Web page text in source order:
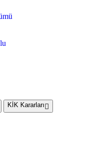
KİK Kararları